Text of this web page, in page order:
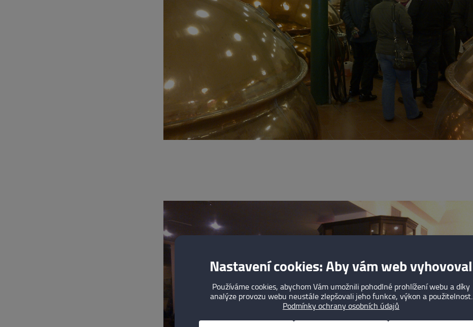
Nastavení cookies: Aby vám web vyhovoval
Používáme cookies, abychom Vám umožnili pohodlné prohlížení webu a díky
analýze provozu webu neustále zlepšovali jeho funkce, výkon a použitelnost.
Podmínky ochrany osobních údajů